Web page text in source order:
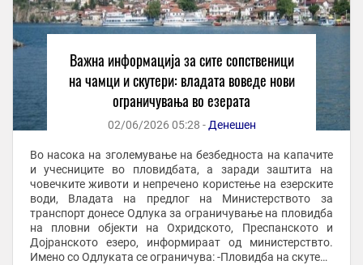
Важнa информација за сите сопственици
на чамци и скутери: владата воведе нови
ограничувања во езерата
02/06/2026 05:28 -Денешен
Во насока на зголемување на безбедноста на капачите
и учесниците во пловидбата, а заради заштита на
човечките животи и непречено користење на езерските
води, Владата на предлог на Министерството за
транспорт донесе Одлука за ограничување на пловидба
на пловни објекти на Охридското, Преспанското и
Дојранското езеро, информираат од министерствто.
Имено со Одлуката се ограничува: -Пловидба на скутери